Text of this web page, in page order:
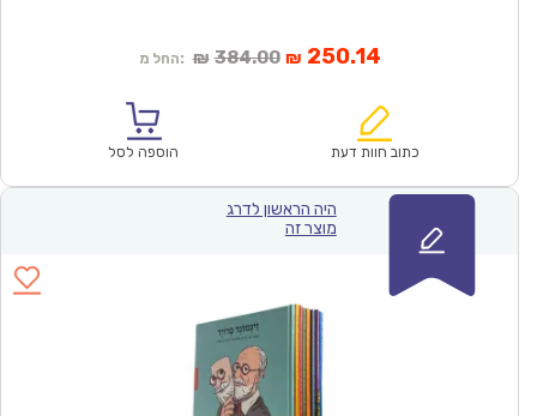
החל מ: ₪ 384.00המחיר
₪384.00.
₪ 250.14המחיר
הוא:
כתוב חוות דעת הוספה לסל
היה הראשון לדרג
מוצר זה